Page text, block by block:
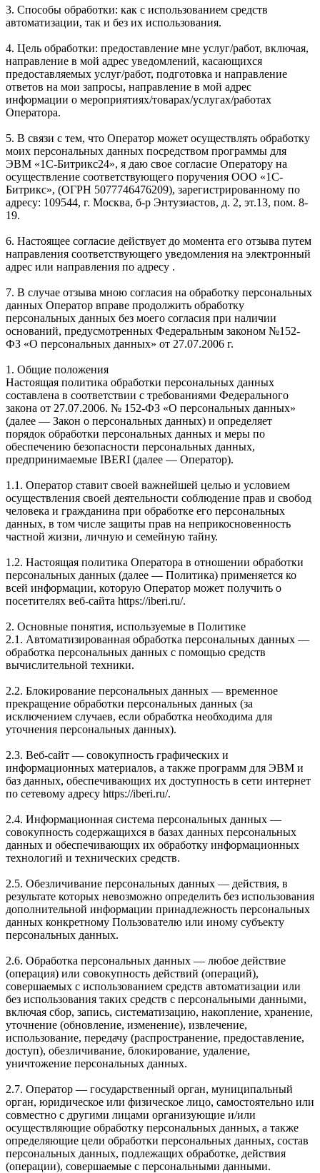
3. Способы обработки: как с использованием средств
автоматизации, так и без их использования.
4. Цель обработки: предоставление мне услуг/работ, включая,
направление в мой адрес уведомлений, касающихся
предоставляемых услуг/работ, подготовка и направление
ответов на мои запросы, направление в мой адрес
информации о мероприятиях/товарах/услугах/работах
Оператора.
5. В связи с тем, что Оператор может осуществлять обработку
моих персональных данных посредством программы для
ЭВМ «1С-Битрикс24», я даю свое согласие Оператору на
осуществление соответствующего поручения ООО «1С-
Битрикс», (ОГРН 5077746476209), зарегистрированному по
адресу: 109544, г. Москва, б-р Энтузиастов, д. 2, эт.13, пом. 8-
19.
6. Настоящее согласие действует до момента его отзыва путем
направления соответствующего уведомления на электронный
адрес или направления по адресу .
7. В случае отзыва мною согласия на обработку персональных
данных Оператор вправе продолжить обработку
персональных данных без моего согласия при наличии
оснований, предусмотренных Федеральным законом №152-
ФЗ «О персональных данных» от 27.07.2006 г.
1. Общие положения
Настоящая политика обработки персональных данных
составлена в соответствии с требованиями Федерального
закона от 27.07.2006. № 152-ФЗ «О персональных данных»
(далее — Закон о персональных данных) и определяет
порядок обработки персональных данных и меры по
обеспечению безопасности персональных данных,
предпринимаемые IBERI (далее — Оператор).
1.1. Оператор ставит своей важнейшей целью и условием
осуществления своей деятельности соблюдение прав и свобод
человека и гражданина при обработке его персональных
данных, в том числе защиты прав на неприкосновенность
частной жизни, личную и семейную тайну.
1.2. Настоящая политика Оператора в отношении обработки
персональных данных (далее — Политика) применяется ко
всей информации, которую Оператор может получить о
посетителях веб-сайта https://iberi.ru/.
2. Основные понятия, используемые в Политике
2.1. Автоматизированная обработка персональных данных —
обработка персональных данных с помощью средств
вычислительной техники.
2.2. Блокирование персональных данных — временное
прекращение обработки персональных данных (за
исключением случаев, если обработка необходима для
уточнения персональных данных).
2.3. Веб-сайт — совокупность графических и
информационных материалов, а также программ для ЭВМ и
баз данных, обеспечивающих их доступность в сети интернет
по сетевому адресу https://iberi.ru/.
2.4. Информационная система персональных данных —
совокупность содержащихся в базах данных персональных
данных и обеспечивающих их обработку информационных
технологий и технических средств.
2.5. Обезличивание персональных данных — действия, в
результате которых невозможно определить без использования
дополнительной информации принадлежность персональных
данных конкретному Пользователю или иному субъекту
персональных данных.
2.6. Обработка персональных данных — любое действие
(операция) или совокупность действий (операций),
совершаемых с использованием средств автоматизации или
без использования таких средств с персональными данными,
включая сбор, запись, систематизацию, накопление, хранение,
уточнение (обновление, изменение), извлечение,
использование, передачу (распространение, предоставление,
доступ), обезличивание, блокирование, удаление,
уничтожение персональных данных.
2.7. Оператор — государственный орган, муниципальный
орган, юридическое или физическое лицо, самостоятельно или
совместно с другими лицами организующие и/или
осуществляющие обработку персональных данных, а также
определяющие цели обработки персональных данных, состав
персональных данных, подлежащих обработке, действия
(операции), совершаемые с персональными данными.